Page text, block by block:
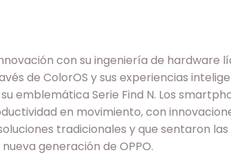
con su ingeniería de hardware
de ColorOS y sus experiencias
emblemática Serie Find N. Los
en movimiento, con
tradicionales y que sentaron
generación de OPPO.